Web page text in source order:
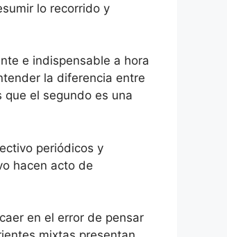
lo recorrido y
e indispensable a hora
la diferencia entre
el segundo es una
periódicos y
hacen acto de
en el error de pensar